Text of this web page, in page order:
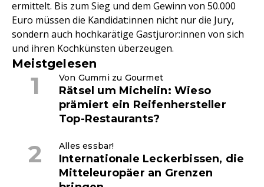
ermittelt. Bis zum Sieg und dem Gewinn von 50.000
Euro müssen die Kandidat:innen nicht nur die Jury,
sondern auch hochkarätige Gastjuror:innen von sich
und ihren Kochkünsten überzeugen.
Meistgelesen
Von Gummi zu Gourmet
Rätsel um Michelin: Wieso
prämiert ein Reifenhersteller
Top-Restaurants?
Alles essbar!
Internationale Leckerbissen, die
Mitteleuropäer an Grenzen